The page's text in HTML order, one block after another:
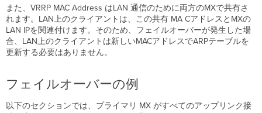
続
を
失
っ
た
場
ア
プ
また、VRRP MAC Address はLAN 通信のために両方のMXで共有さ
れます。LAN上のクライアントは、この共有 MA CアドレスとMXの
LAN IPを関連付けます。そのため、フェイルオーバーが発生した場
合、LAN上のクライアントは新しいMACアドレスでARPテーブルを
更新する必要はありません。
フェイルオーバーの例
以下のセクションでは、プライマリ MX がすべてのアップリンク接